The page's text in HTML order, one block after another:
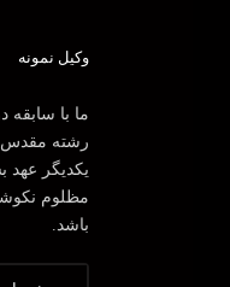
وکیل نمونه
ما با
رشته مقدس
یکدیگر
مظلوم
باشد.